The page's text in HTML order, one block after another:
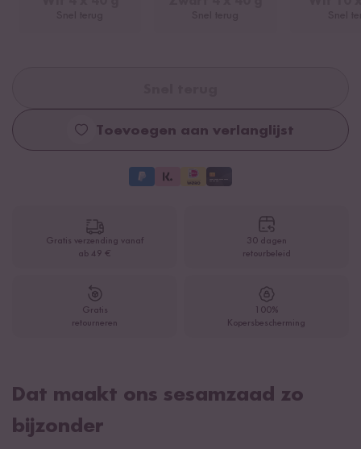
Toevoegen aan verlanglijst
Gratis verzending vanaf
ab 49 €
30 dagen
retourbeleid
Gratis
retourneren
100%
Kopersbescherming
Dat maakt ons sesamzaad zo
bijzonder